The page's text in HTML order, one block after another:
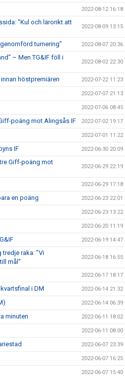
2022-08-12 16:18
”Kul och lärorikt att
2022-08-09 13:15
turnering” 2022-08-07 20:36
– Men TG&IF föll i
2022-08-02 22:30
höstpremiären 2022-07-22 11:23
2022-07-07 21:13
2022-07-06 08:45
poäng mot Alingsås IF 2022-07-02 19:17
2022-07-01 11:22
IF 2022-06-30 20:09
Giff-poäng mot
2022-06-29 22:19
2022-06-29 17:18
en poäng 2022-06-23 22:01
2022-06-23 13:22
2022-06-20 11:19
2022-06-19 14:47
raka: ”Vi
mål”
2022-06-18 16:55
2022-06-17 18:17
i DM 2022-06-14 21:32
2022-06-14 06:39
minuten 2022-06-11 18:02
2022-06-11 08:00
2022-06-07 23:39
2022-06-07 16:25
2022-06-07 15:40